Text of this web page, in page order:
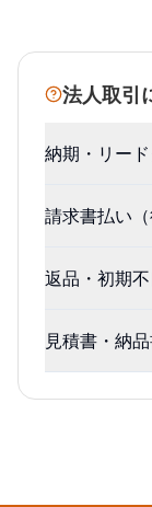
法人取引
納期・リー
請求書払い
返品・初期
見積書・納